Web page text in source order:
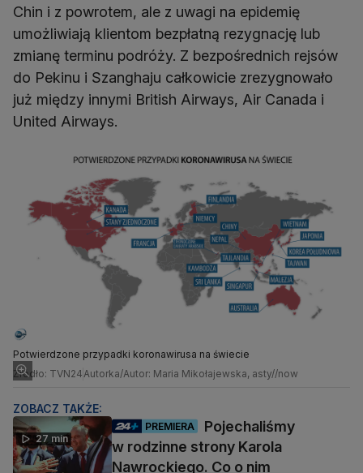
Chin i z powrotem, ale z uwagi na epidemię
umożliwiają klientom bezpłatną rezygnację lub
zmianę terminu podróży. Z bezpośrednich rejsów
do Pekinu i Szanghaju całkowicie zrezygnowało
już między innymi British Airways, Air Canada i
United Airways.
Potwierdzone przypadki koronawirusa na świecie
Źródło: TVN24Autorka/Autor: Maria Mikołajewska, asty//now
ZOBACZ TAKŻE:
27 min
PREMIERA
Pojechaliśmy
w rodzinne strony Karola
Nawrockiego. Co o nim